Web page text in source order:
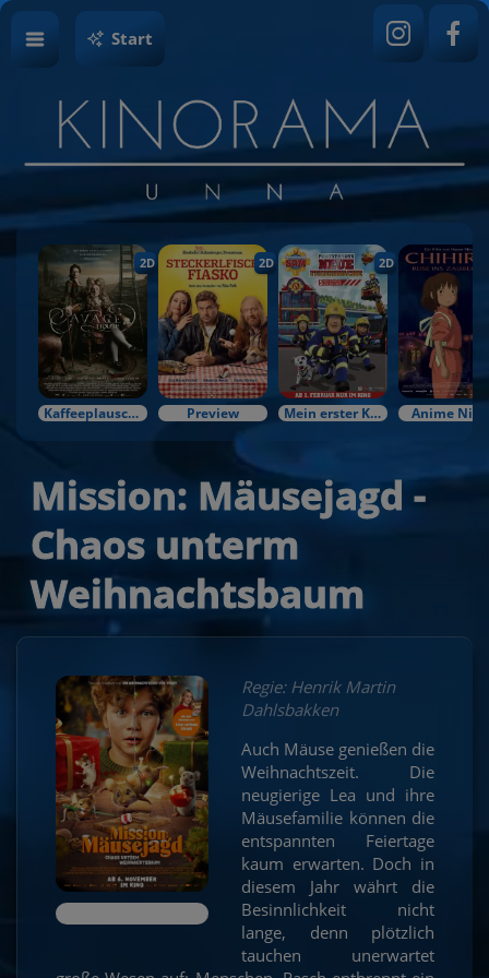
Start
2D
Kaffeeplausch & Kinozauber
2D
Preview
2D
Mein erster Kinobesuch Anime
Mission: Mäusejagd -
Chaos unterm
Weihnachtsbaum
Regie: Henrik Martin
Dahlsbakken
Auch Mäuse genießen die
Weihnachtszeit. Die
neugierige Lea und ihre
Mäusefamilie können die
entspannten Feiertage
kaum erwarten. Doch in
diesem Jahr währt die
Besinnlichkeit nicht
lange, denn plötzlich
tauchen unerwartet